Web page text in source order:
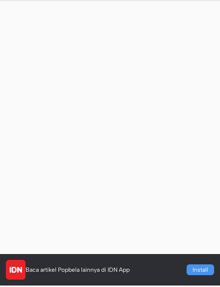
Baca artikel Popbela lainnya di IDN App Install